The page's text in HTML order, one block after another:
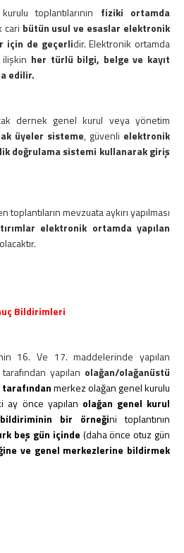
toplantılarının fiziki ortamda
cari bütün usul ve esaslar elektronik
için de geçerlidir. Elektronik ortamda
her türlü bilgi, belge ve kayıt
edilir.
dernek genel kurul veya yönetim
üyeler sisteme, güvenli elektronik
doğrulama sistemi kullanarak giriş
mevzuata aykırı yapılması
elektronik ortamda yapılan
olacaktır.
Bildirimleri
16. Ve 17. maddelerinde yapılan
tarafından yapılan olağan/olağanüstü
merkez olağan genel kurulu
ay önce yapılan olağan genel kurul
bir örneğini toplantının
beş gün içinde (daha önce otuz gün
ve genel merkezlerine bildirmek